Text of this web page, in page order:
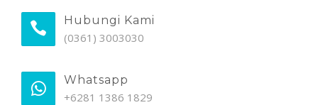
Hubungi Kami
(0361) 3003030
Whatsapp
+6281 1386 1829